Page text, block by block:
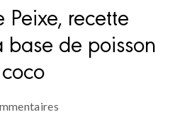
recette
base de poisson